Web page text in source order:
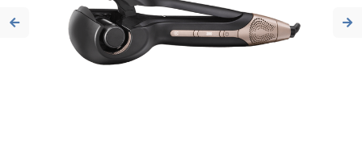
Previous